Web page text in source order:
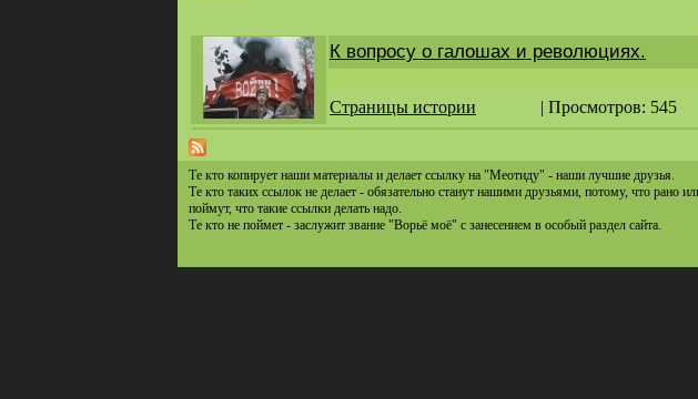
здесь
К вопросу о галошах и революциях.
Страницы истории | Просмотров: 545
Те кто копирует наши материалы и делает ссылку на "Меотиду" - наши лучшие друзья.
Те кто таких ссылок не делает - обязательно станут нашими друзьями, потому, что рано
поймут, что такие ссылки делать надо.
Те кто не поймет - заслужит звание "Ворьё моё" с занесением в особый раздел сайта.